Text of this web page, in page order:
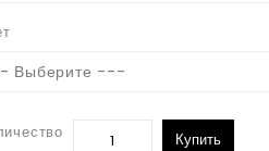
Выберите ---
Купить